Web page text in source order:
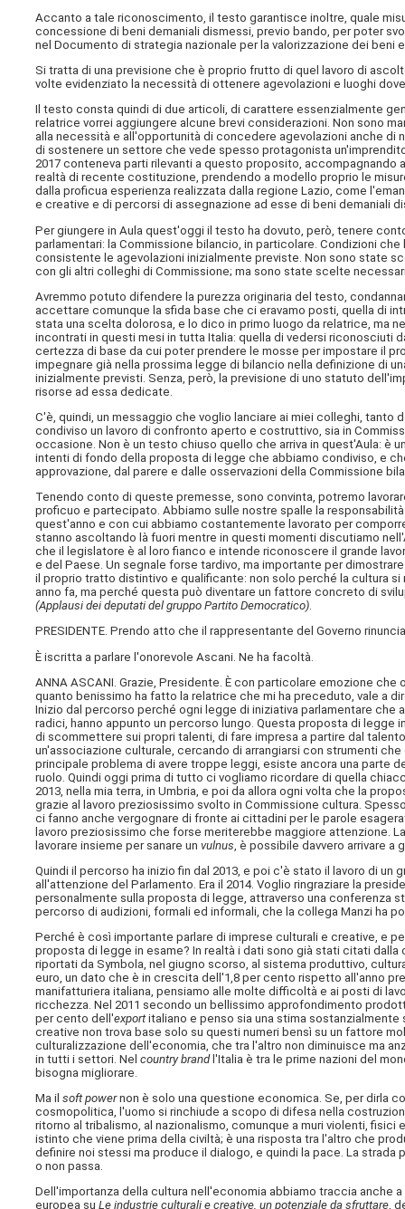
Accanto a tale riconoscimento, il testo garantisce inoltre, quale
concessione di beni demaniali dismessi, previo bando, per poter
nel Documento di strategia nazionale per la valorizzazione dei
Si tratta di una previsione che è proprio frutto di quel lavoro di
volte evidenziato la necessità di ottenere agevolazioni e luoghi
Il testo consta quindi di due articoli, di carattere essenzialmente
relatrice vorrei aggiungere alcune brevi considerazioni. Non sono
alla necessità e all'opportunità di concedere agevolazioni anche
di sostenere un settore che vede spesso protagonista
2017 conteneva parti rilevanti a questo proposito,
realtà di recente costituzione, prendendo a modello proprio le
dalla proficua esperienza realizzata dalla regione Lazio, come
e creative e di percorsi di assegnazione ad esse di beni demaniali
Per giungere in Aula quest'oggi il testo ha dovuto, però, tenere
parlamentari: la Commissione bilancio, in particolare. Condizioni
consistente le agevolazioni inizialmente previste. Non sono state
con gli altri colleghi di Commissione; ma sono state scelte
Avremmo potuto difendere la purezza originaria del testo,
accettare comunque la sfida base che ci eravamo posti, quella di
stata una scelta dolorosa, e lo dico in primo luogo da relatrice, ma
incontrati in questi mesi in tutta Italia: quella di vedersi riconosciuti
certezza di base da cui poter prendere le mosse per impostare il
impegnare già nella prossima legge di bilancio nella definizione di
inizialmente previsti. Senza, però, la previsione di uno statuto
risorse ad essa dedicate.
C'è, quindi, un messaggio che voglio lanciare ai miei colleghi, tanto
condiviso un lavoro di confronto aperto e costruttivo, sia in
occasione. Non è un testo chiuso quello che arriva in quest'Aula:
intenti di fondo della proposta di legge che abbiamo condiviso, e
approvazione, dal parere e dalle osservazioni della Commissione
Tenendo conto di queste premesse, sono convinta, potremo
proficuo e partecipato. Abbiamo sulle nostre spalle la
quest'anno e con cui abbiamo costantemente lavorato per
stanno ascoltando là fuori mentre in questi momenti discutiamo
che il legislatore è al loro fianco e intende riconoscere il grande
e del Paese. Un segnale forse tardivo, ma importante per
il proprio tratto distintivo e qualificante: non solo perché la cultura
anno fa, ma perché questa può diventare un fattore concreto di
(Applausi dei deputati del gruppo Partito Democratico).
PRESIDENTE. Prendo atto che il rappresentante del Governo
È iscritta a parlare l'onorevole Ascani. Ne ha facoltà.
ANNA ASCANI. Grazie, Presidente. È con particolare emozione
quanto benissimo ha fatto la relatrice che mi ha preceduto, vale a
Inizio dal percorso perché ogni legge di iniziativa parlamentare che
radici, hanno appunto un percorso lungo. Questa proposta di
di scommettere sui propri talenti, di fare impresa a partire dal
un'associazione culturale, cercando di arrangiarsi con strumenti
principale problema di avere troppe leggi, esiste ancora una parte
ruolo. Quindi oggi prima di tutto ci vogliamo ricordare di quella
2013, nella mia terra, in Umbria, e poi da allora ogni volta che la
grazie al lavoro preziosissimo svolto in Commissione cultura.
ci fanno anche vergognare di fronte ai cittadini per le parole
lavoro preziosissimo che forse meriterebbe maggiore attenzione.
lavorare insieme per sanare unvulnus , è possibile davvero arrivare a
Quindi il percorso ha inizio fin dal 2013, e poi c'è stato il lavoro di
all'attenzione del Parlamento. Era il 2014. Voglio ringraziare la
personalmente sulla proposta di legge, attraverso una conferenza
percorso di audizioni, formali ed informali, che la collega Manzi ha
Perché è così importante parlare di imprese culturali e creative, e
proposta di legge in esame? In realtà i dati sono già stati citati
riportati da Symbola, nel giugno scorso, al sistema produttivo,
euro, un dato che è in crescita dell'1,8 per cento rispetto all'anno
manifatturiera italiana, pensiamo alle molte difficoltà e ai posti di
ricchezza. Nel 2011 secondo un bellissimo approfondimento
per cento dell'exportitaliano e penso sia una stima
creative non trova base solo su questi numeri bensì su un fattore
culturalizzazione dell'economia, che tra l'altro non diminuisce ma
in tutti i settori. Nelcountry brandl'Italia è tra le prime nazioni del
bisogna migliorare.
Ma ilsoft powernon è solo una questione economica. Se, per dirla
cosmopolitica, l'uomo si rinchiude a scopo di difesa nella
ritorno al tribalismo, al nazionalismo, comunque a muri violenti,
istinto che viene prima della civiltà; è una risposta tra l'altro che
definire noi stessi ma produce il dialogo, e quindi la pace. La
o non passa.
Dell'importanza della cultura nell'economia abbiamo traccia anche
europea suLe industrie culturali e creative, un potenziale da sfruttare,